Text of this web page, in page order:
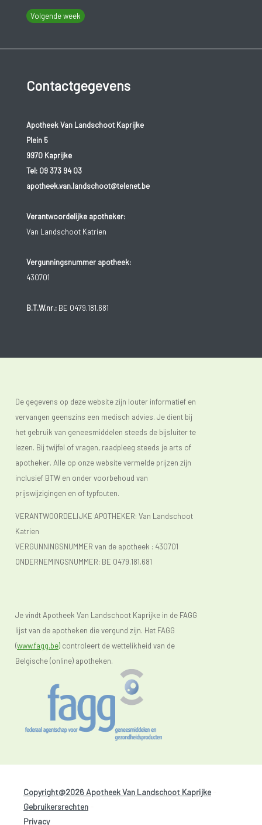
Volgende week
Contactgegevens
Apotheek Van Landschoot Kaprijke
Plein 5
9970 Kaprijke
Tel: 09 373 94 03
apotheek.van.landschoot@telenet.be
Verantwoordelijke apotheker:
Van Landschoot Katrien
Vergunningsnummer apotheek:
430701
B.T.W.nr.:BE 0479.181.681
De gegevens op deze website zijn louter informatief en
vervangen geenszins een medisch advies. Je dient bij
het gebruik van geneesmiddelen steeds de bijsluiter te
lezen. Bij twijfel of vragen, raadpleeg steeds je arts of
apotheker. Alle op onze website vermelde prijzen zijn
inclusief BTW en onder voorbehoud van
prijswijzigingen en of typfouten.
VERANTWOORDELIJKE APOTHEKER: Van Landschoot
Katrien
VERGUNNINGSNUMMER van de apotheek : 430701
ONDERNEMINGSNUMMER: BE 0479.181.681
Je vindt Apotheek Van Landschoot Kaprijke in de FAGG
lijst van de apotheken die vergund zijn. Het FAGG
(www.fagg.be) controleert de wettelikheid van de
Belgische (online) apotheken.
Copyright@2026 Apotheek Van Landschoot Kaprijke
Gebruikersrechten
Privacy